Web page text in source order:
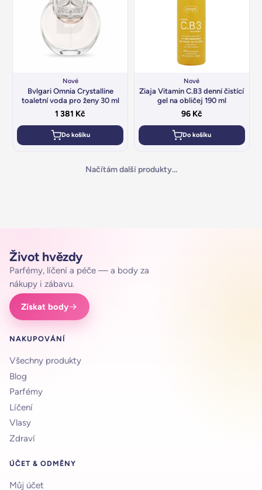
Nové
Bvlgari Omnia Crystalline
toaletní voda pro ženy 30 ml
1 381 Kč
Do košíku
Nové
Ziaja Vitamin C.B3 denní čistící
gel na obličej 190 ml
96 Kč
Do košíku
Načítám další produkty…
Život hvězdy
Parfémy, líčení a péče — a body za
nákupy i zábavu.
Získat body
NAKUPOVÁNÍ
Všechny produkty
Blog
Parfémy
Líčení
Vlasy
Zdraví
ÚČET & ODMĚNY
Můj účet